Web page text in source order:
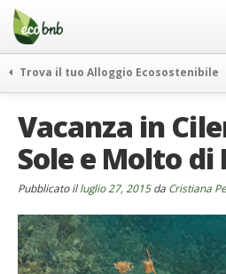
Menu
Salta
contenuto
Offerte Speciali
Regali
FAQ
Chi Siamo
Partner
Contatti
Trova il tuo Alloggio Ecosostenibile
itinerari
curiosità
vivere e viaggiare verde
ecohotel
rassegna stampa
Vacanza in
Sole e Molto di
Pubblicato illuglio 27, 2015da Cristiana